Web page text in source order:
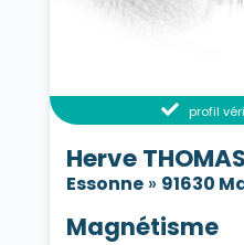
profil
Herve THOMAS
Essonne» 91630
Magnétisme